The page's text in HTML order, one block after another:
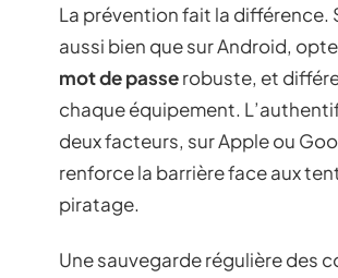
La prévention fait la différence.
aussi bien que sur Android,
mot de passerobuste, et
chaque équipement.
deux facteurs, sur Apple ou
renforce la barrière face aux
piratage.
Une sauvegarde régulière des